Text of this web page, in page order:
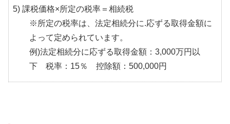
5) 課税価格×所定の税率＝相続税
※所定の税率は、法定相続分に.応ずる取得金額に
よって定められています。
例)法定相続分に応ずる取得金額：3,000万円以
下 税率：15％ 控除額：500,000円